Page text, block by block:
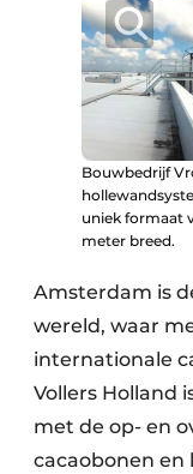
Bouwbedrijf
uniek formaat
meter breed.
Amsterdam is
wereld, waar
internationale
Vollers Holland
met de op- en
cacaobonen en